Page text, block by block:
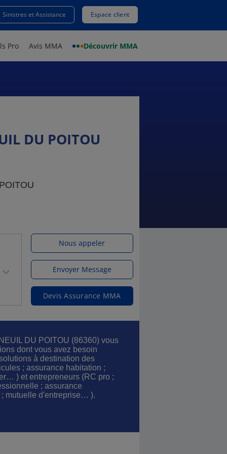
Sinistres et Assistance Espace client
Pro Avis MMA Découvrir MMA
DU POITOU
Nous appeler
Envoyer Message
Devis Assurance MMA
DU POITOU (86360) vous
dont vous avez besoin
à destination des
; assurance habitation ;
) et entrepreneurs (RC pro ;
; assurance
mutuelle d'entreprise… ).